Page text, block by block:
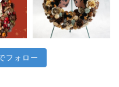
フォロー